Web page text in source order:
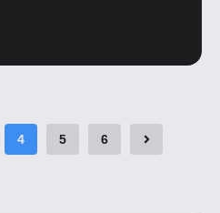
4 5 6